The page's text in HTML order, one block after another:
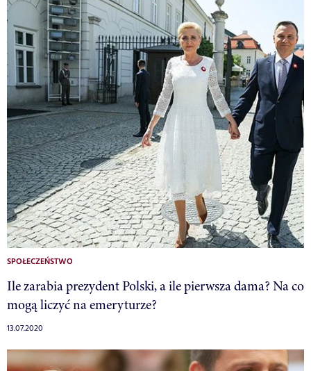
SPOŁECZEŃSTWO
Ile zarabia prezydent Polski, a ile pierwsza dama? Na co
mogą liczyć na emeryturze?
13.07.2020